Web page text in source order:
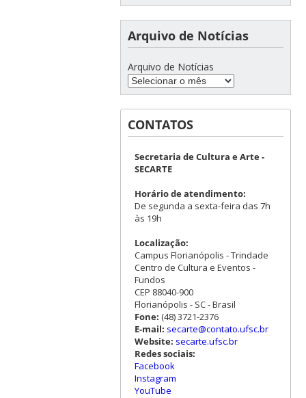
Arquivo de Notícias
Arquivo de Notícias
CONTATOS
Secretaria de Cultura e Arte -
SECARTE
Horário de atendimento:
De segunda a sexta-feira das 7h
às 19h
Localização:
Campus Florianópolis - Trindade
Centro de Cultura e Eventos -
Fundos
CEP 88040-900
Florianópolis - SC - Brasil
Fone: (48) 3721-2376
E-mail: secarte@contato.ufsc.br
Website: secarte.ufsc.br
Redes sociais:
Facebook
Instagram
YouTube